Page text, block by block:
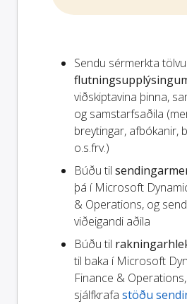
Sendu sérmerkta
viðskiptavina þinna,
og samstarfsaðila
breytingar, afbókanir,
o.s.frv.)
Búðu til
þá í Microsoft
& Operations, og
viðeigandi aðila
Búðu til
til baka í Microsoft
Finance &
sjálfkrafa stöðu